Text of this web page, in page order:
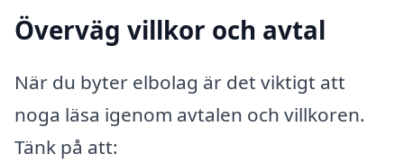
Överväg villkor och avtal
När du byter elbolag är det viktigt att
noga läsa igenom avtalen och villkoren.
Tänk på att: